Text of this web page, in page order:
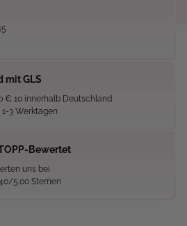
mit GLS
€ 10 innerhalb Deutschland
3 Werktagen
Bewertet
uns bei
5.00 Sternen